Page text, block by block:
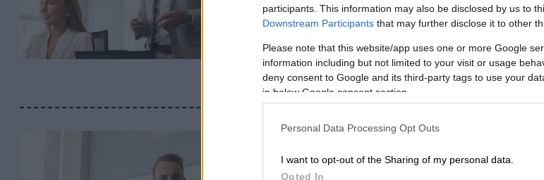
participants. This information may also be disclosed by us to
Downstream Participants that may further disclose it to other
Please note that this website/app uses one or more Google
information including but not limited to your visit or usage
deny consent to Google and its third-party tags to use your
in below Google consent section.
Personal Data Processing Opt Outs
I want to opt-out of the Sharing of my personal data.
Opted In
Yrittäjäksi ryhtyminen ei ole
tärkeimmistä osa-alueista on
vinkeillä.